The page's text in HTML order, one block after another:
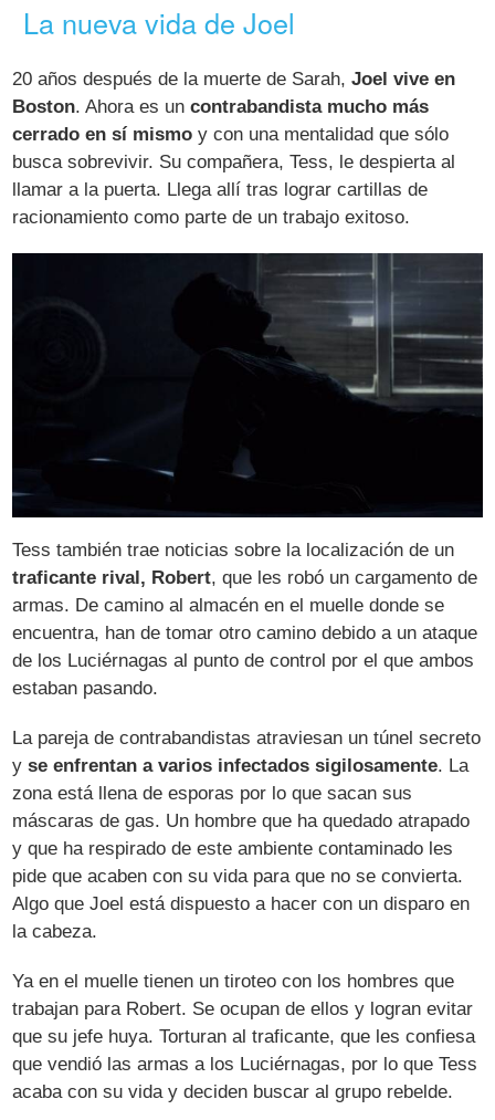
La nueva vida de Joel
20 años después de la muerte de Sarah,Joel vive en
Boston. Ahora es uncontrabandista mucho más
cerrado en sí mismo y con una mentalidad que sólo
busca sobrevivir. Su compañera, Tess, le despierta al
llamar a la puerta. Llega allí tras lograr cartillas de
racionamiento como parte de un trabajo exitoso.
Tess también trae noticias sobre la localización de un
traficante rival, Robert, que les robó un cargamento de
armas. De camino al almacén en el muelle donde se
encuentra, han de tomar otro camino debido a un ataque
de los Luciérnagas al punto de control por el que ambos
estaban pasando.
La pareja de contrabandistas atraviesan un túnel secreto
yse enfrentan a varios infectados sigilosamente. La
zona está llena de esporas por lo que sacan sus
máscaras de gas. Un hombre que ha quedado atrapado
y que ha respirado de este ambiente contaminado les
pide que acaben con su vida para que no se convierta.
Algo que Joel está dispuesto a hacer con un disparo en
la cabeza.
Ya en el muelle tienen un tiroteo con los hombres que
trabajan para Robert. Se ocupan de ellos y logran evitar
que su jefe huya. Torturan al traficante, que les confiesa
que vendió las armas a los Luciérnagas, por lo que Tess
acaba con su vida y deciden buscar al grupo rebelde.